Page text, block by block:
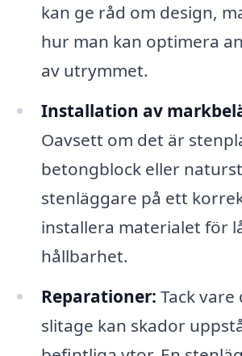
kan ge råd om design,
hur man kan optimera
av utrymmet.
Installation av
Oavsett om det är
betongblock eller
stenläggare på ett
installera materialet för
hållbarhet.
Reparationer: Tack
slitage kan skador